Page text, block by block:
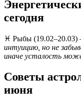
сегодня
♓️ Рыбы
интуицию, но не
иначе усталость
Советы
июня